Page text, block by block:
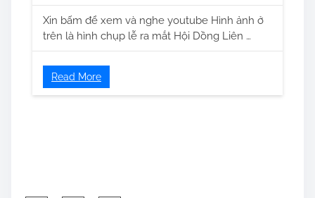
Xin bấm để xem và nghe youtube Hình ảnh ở
trên là hình chụp lễ ra mắt Hội Dồng Liên …
Read More